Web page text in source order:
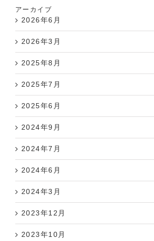
アーカイブ
2026年6月
2026年3月
2025年8月
2025年7月
2025年6月
2024年9月
2024年7月
2024年6月
2024年3月
2023年12月
2023年10月